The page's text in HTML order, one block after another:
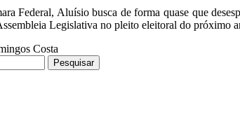
Federal, Aluísio busca de forma quase que
Legislativa no pleito eleitoral do próximo
Costa